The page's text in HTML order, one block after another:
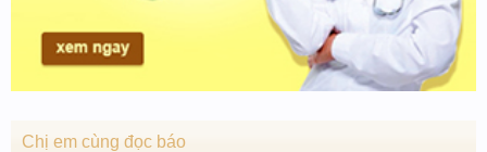
Chị em cùng đọc báo